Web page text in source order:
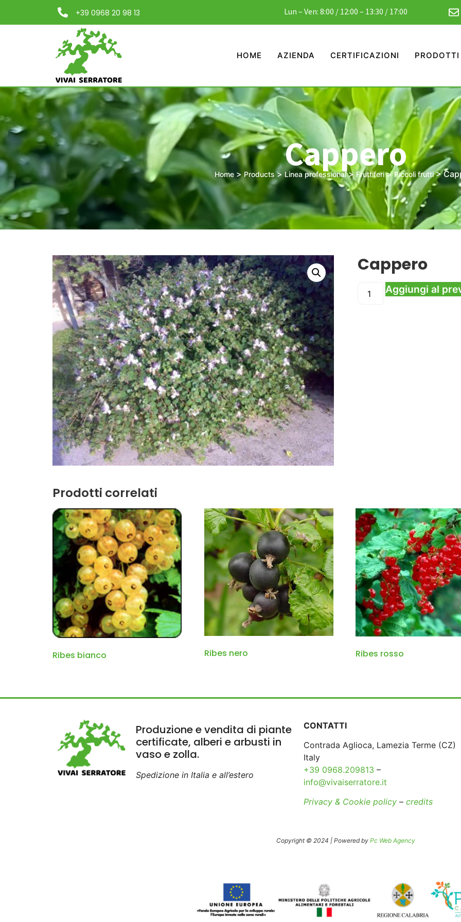
+39 0968 20 98 13 Lun – Ven: 8:00 / 12:00 – 13:30 / 17:00
HOME AZIENDA CERTIFICAZIONI PRODOTTI
Cappero
Home>Products>Linea professional>Fruttiferi>Piccoli frutti>
Cappero
Aggiungi al
Prodotti correlati
Ribes bianco Ribes nero Ribes rosso
Produzione e vendita di piante
certificate, alberi e arbusti in
vaso e zolla.
Spedizione in Italia e all’estero
CONTATTI
Contrada Aglioca, Lamezia Terme (CZ)
Italy
+39 0968.209813 –
info@vivaiserratore.it
Privacy & Cookie policy– credits
Copyright © 2024 | Powered by Pc Web Agency